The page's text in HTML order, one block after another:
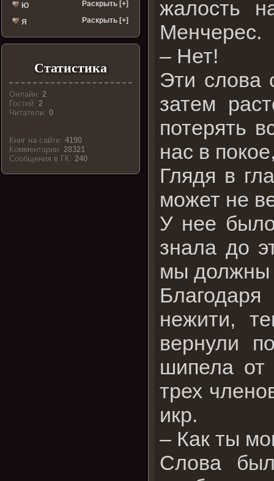
Ю Раскрыть [+]
Я Раскрыть [+]
Статистика
Онлайн:2
Гостей:2
Читатели:0
Книг на сайте:4190
Комментарии:28321
Cообщения в ГК:240
жалость
Менчерес.
– Нет!
Эти слова
затем
потерять
нас в
Глядя в
может не
У нее
знала до
мы должны
нежити,
вернули
шипела от
трех
икр.
– Как ты
Слова